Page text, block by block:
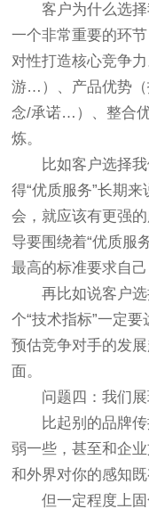
客户为什么选
一个非常重要的环
对性打造核心竞争
游…）、产品优势
念/承诺…）、整合
炼。
比如客户选择
得“优质服务”长期
会，就应该有更强
导要围绕着“优质服
最高的标准要求自
再比如说客户
个“技术指标”一定
预估竞争对手的发
面。
问题四：我们
比起别的品牌
弱一些，甚至和企
和外界对你的感知
但一定程度上